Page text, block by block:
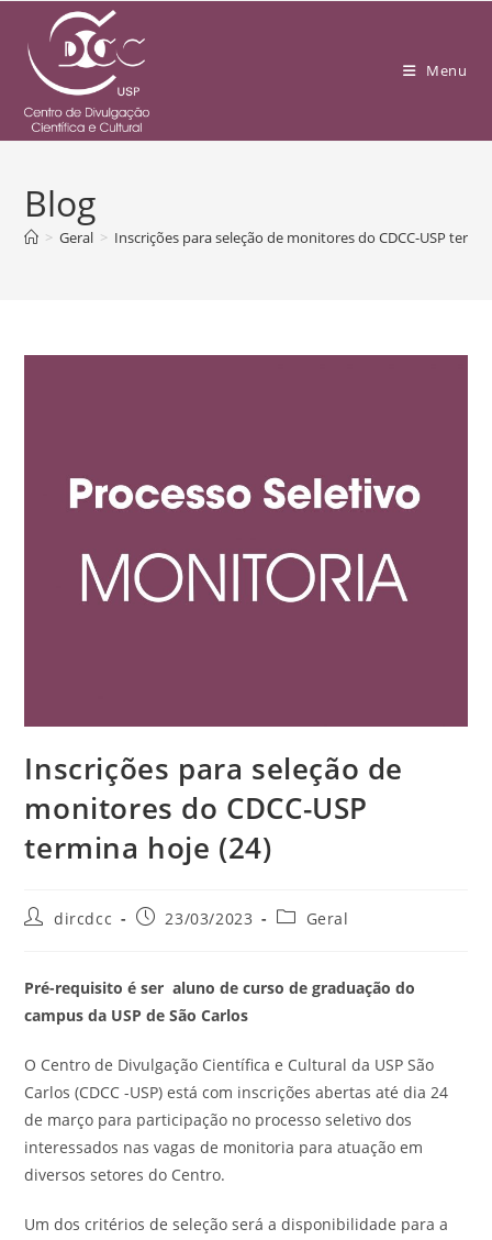
Menu
Blog
> Geral > Inscrições para seleção de monitores do CDCC-USP
Inscrições para seleção de
monitores do CDCC-USP
termina hoje (24)
dircdcc 23/03/2023 Geral
Pré-requisito é ser aluno de curso de graduação do
campus da USP de São Carlos
O Centro de Divulgação Científica e Cultural da USP São
Carlos (CDCC -USP) está com inscrições abertas até dia 24
de março para participação no processo seletivo dos
interessados nas vagas de monitoria para atuação em
diversos setores do Centro.
Um dos critérios de seleção será a disponibilidade para a